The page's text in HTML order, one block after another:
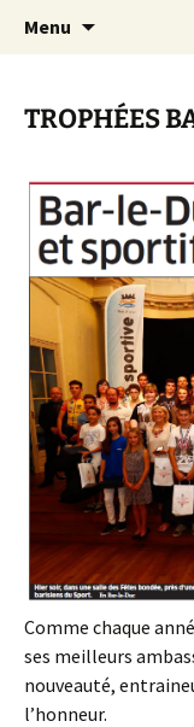
AMB55
Le site web de
Barisienne :
marche
Menu
TROPHÉES
Comme chaque
ses meilleurs
nouveauté,
l’honneur.